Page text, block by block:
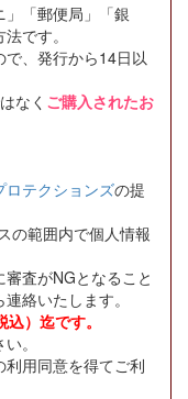
「郵便局」「銀
です。
、発行から14日以
なく ご購入されたお
ロテクションズの提
の範囲内で個人情報
査がNGとなること
絡いたします。
）迄です。
。
用同意を得てご利